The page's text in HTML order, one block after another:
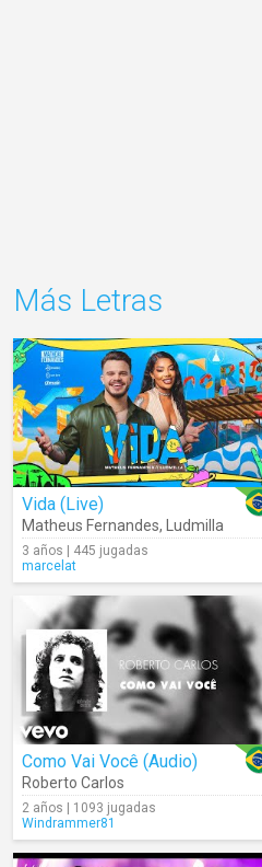
Más Letras
Vida (Live)
Matheus Fernandes, Ludmilla
3 años | 445 jugadas
marcelat
Como Vai Você (Audio)
Roberto Carlos
2 años | 1093 jugadas
Windrammer81